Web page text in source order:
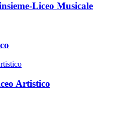
Liceo Musicale
Artistico